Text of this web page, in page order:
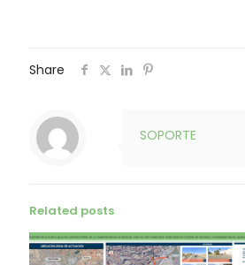
Share
SOPORTE
Related posts